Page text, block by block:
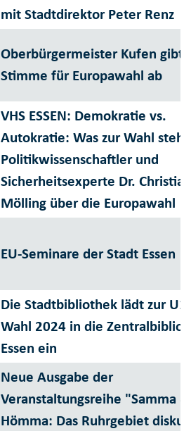
mit Stadtdirektor Peter Renz
Oberbürgermeister Kufen gibt
Stimme für Europawahl ab
VHS ESSEN: Demokratie vs.
Autokratie: Was zur Wahl
Politikwissenschaftler und
Sicherheitsexperte Dr. Christian
Mölling über die Europawahl
EU-Seminare der Stadt Essen
Die Stadtbibliothek lädt zur
Wahl 2024 in die
Essen ein
Neue Ausgabe der
Veranstaltungsreihe "Samma &
Hömma: Das Ruhrgebiet